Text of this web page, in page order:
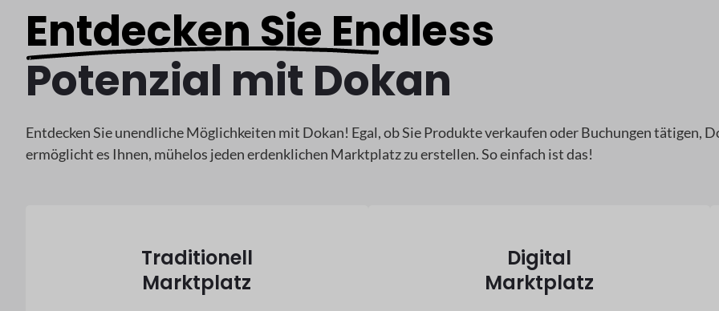
Entdecken Sie Endless
Potenzial mit Dokan
Entdecken Sie unendliche Möglichkeiten mit Dokan! Egal, ob Sie Produkte verkaufen oder Buchungen tätigen,
ermöglicht es Ihnen, mühelos jeden erdenklichen Marktplatz zu erstellen. So einfach ist das!
Traditionell
Marktplatz
Digital
Marktplatz